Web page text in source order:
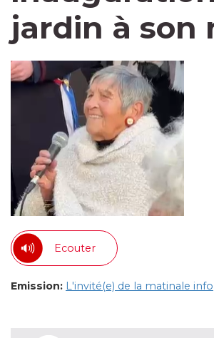
jardin à son
Ecouter
Emission: L'invité(e) de la matinale info